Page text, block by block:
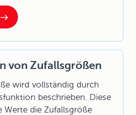
von Zufallsgrößen
wird vollständig durch
beschrieben. Diese
Werte die Zufallsgröße